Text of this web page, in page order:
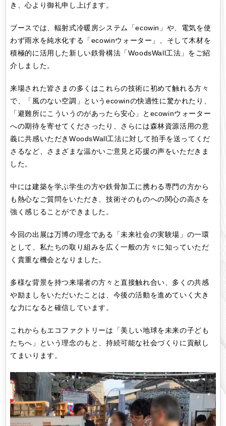
き、心より御礼申し上げます。
ブースでは、輻射式冷暖房システム「ecowin」や、電気を使
わず雨水を純水化する「ecowinウォーター」、そして木材を
積極的に活用した新しい鉄骨構法「WoodsWall工法」をご紹
介しました。
来場された皆さまの多くはこれらの技術に初めて触れる方々
で、「風のない空調」というecowinの快適性に驚かれたり、
「避難所にこういうのがあったら安心」とecowinウォーター
への期待を寄せてくださったり、さらには森林資源活用の意
義に共感いただきWoodsWall工法に対して拍手を送ってくだ
さるなど、さまざまな温かいご意見と応援の声をいただきま
した。
中には建築を学ぶ学生の方や鉄骨加工に携わる専門の方から
も熱心なご質問をいただき、技術そのものへの関心の高さを
強く感じることができました。
今回の出展は万博の理念である「未来社会の実験場」の一環
として、私たちの取り組みを広く一般の方々に知っていただ
く貴重な機会となりました。
多様な背景を持つ来場者の方々と直接触れ合い、多くの共感
や励ましをいただいたことは、今後の活動を進めていく大き
な力になると確信しています。
これからもエコファクトリーは「美しい地球を未来の子ども
たちへ」という理念のもと、持続可能な社会づくりに貢献し
てまいります。